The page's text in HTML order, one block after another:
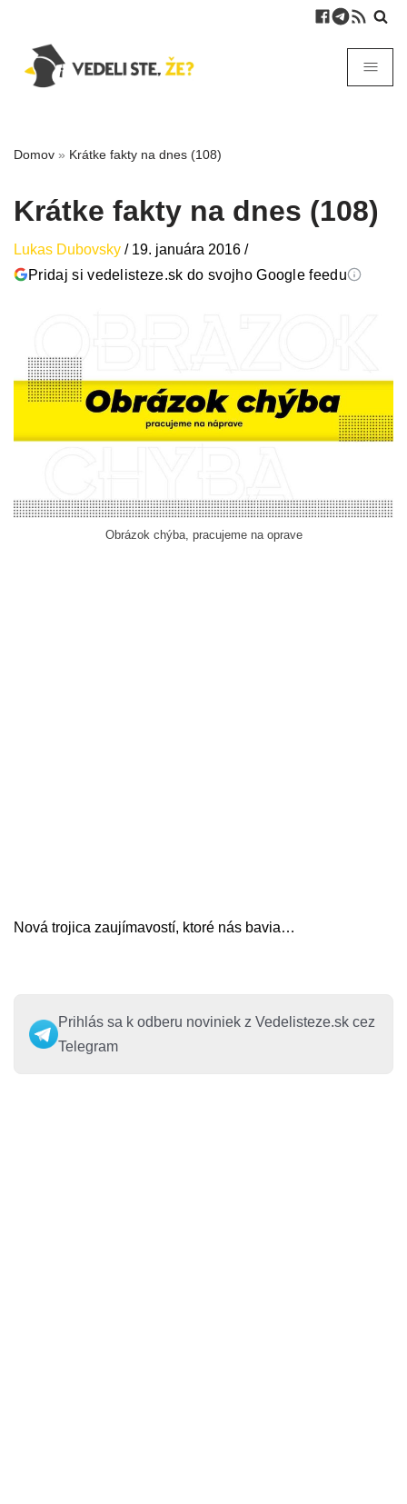
Domov » Krátke fakty na dnes (108)
Krátke fakty na dnes (108)
Lukas Dubovsky / 19. januára 2016 /
Pridaj si vedelisteze.sk do svojho Google feedu
Obrázok chýba, pracujeme na oprave
Nová trojica zaujímavostí, ktoré nás bavia…
Prihlás sa k odberu noviniek z Vedelisteze.sk cez
Telegram